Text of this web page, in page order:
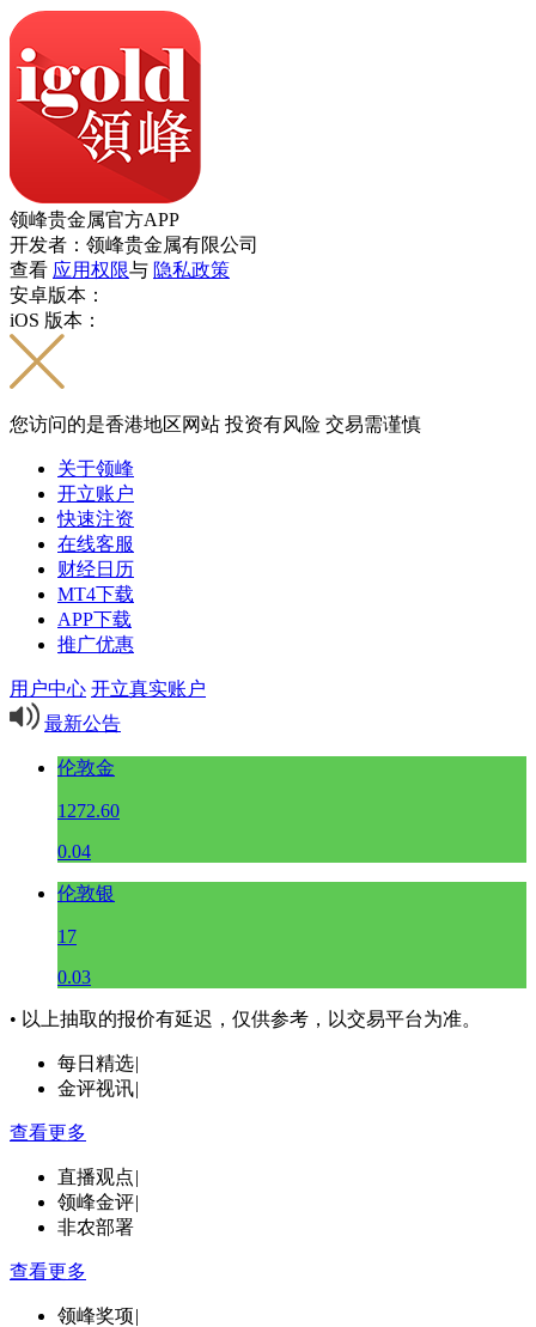
领峰贵金属官方APP
开发者：领峰贵金属有限公司
查看 应用权限与 隐私政策
安卓版本：
iOS 版本：
您访问的是香港地区网站 投资有风险 交易需谨慎
关于领峰
开立账户
快速注资
在线客服
财经日历
MT4下载
APP下载
推广优惠
用户中心 开立真实账户
最新公告
伦敦金
1272.60
0.04
伦敦银
17
0.03
• 以上抽取的报价有延迟，仅供参考，以交易平台为准。
每日精选|
金评视讯|
查看更多
直播观点|
领峰金评|
非农部署
查看更多
领峰奖项|